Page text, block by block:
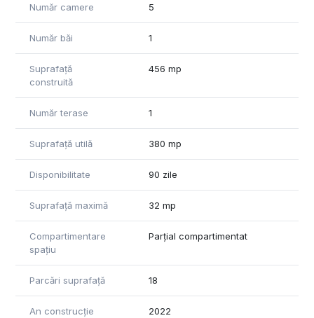
Număr camere 5
Număr băi 1
Suprafață
construită
456 mp
Număr terase 1
Suprafață utilă 380 mp
Disponibilitate 90 zile
Suprafață maximă 32 mp
Compartimentare
spațiu
Parțial compartimentat
Parcări suprafață 18
An construcție 2022